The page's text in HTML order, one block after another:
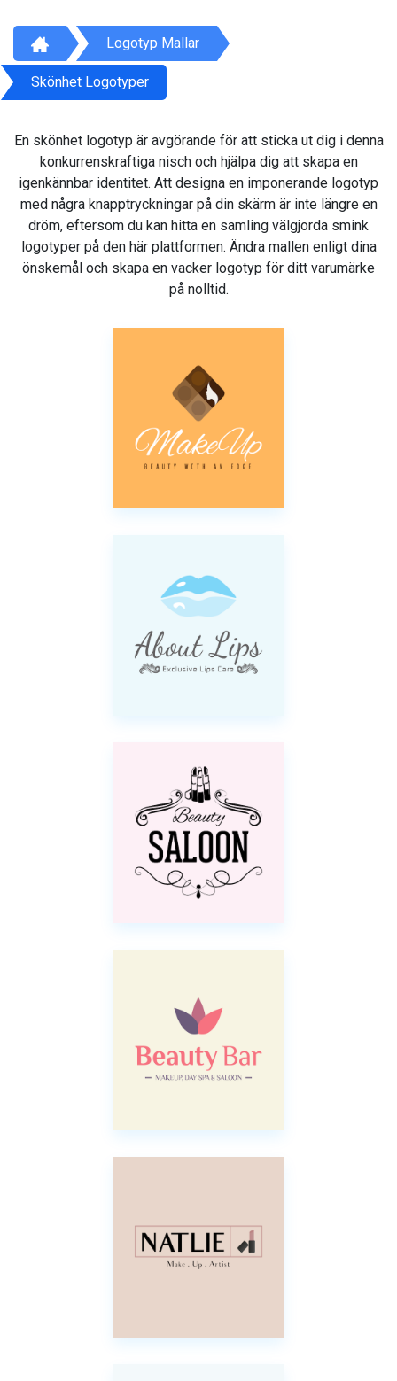
Logotyp Mallar
Skönhet Logotyper
En skönhet logotyp är avgörande för att sticka ut dig i denna
konkurrenskraftiga nisch och hjälpa dig att skapa en
igenkännbar identitet. Att designa en imponerande logotyp
med några knapptryckningar på din skärm är inte längre en
dröm, eftersom du kan hitta en samling välgjorda smink
logotyper på den här plattformen. Ändra mallen enligt dina
önskemål och skapa en vacker logotyp för ditt varumärke
på nolltid.